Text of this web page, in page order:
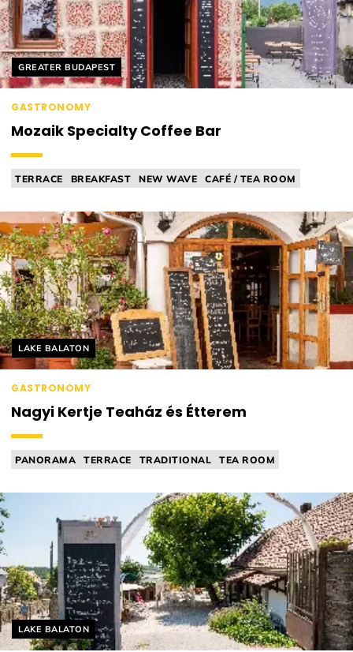
Helyszín címkék:
GREATER BUDAPEST
GASTRONOMY
Mozaik Specialty Coffee Bar
TERRACE BREAKFAST NEW WAVE
CAFÉ / TEA ROOM
Helyszín címkék:
LAKE BALATON
GASTRONOMY
Nagyi Kertje Teaház és Étterem
PANORAMA TERRACE TRADITIONAL TEA ROOM
Helyszín címkék:
LAKE BALATON